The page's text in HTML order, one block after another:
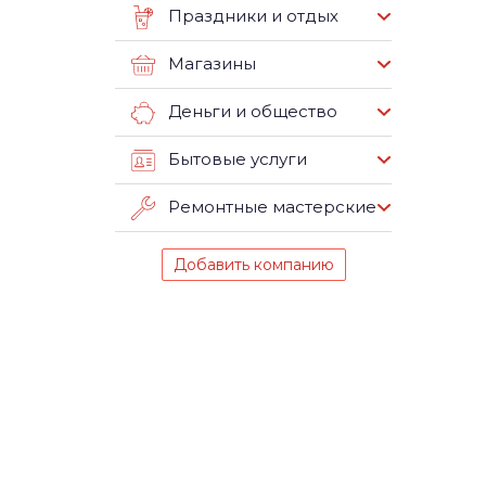
Праздники и отдых
Магазины
Деньги и общество
Бытовые услуги
Ремонтные мастерские
Добавить компанию